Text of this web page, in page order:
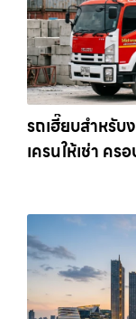
รถเฮี๊ยบสำหรับ
เครนให้เช่า ค